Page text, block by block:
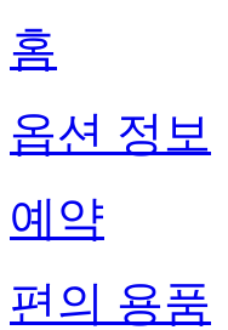
홈
옵션 정보
예약
편의 용품